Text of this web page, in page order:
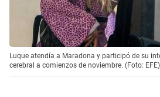
Luque atendía a Maradona y participó de su
cerebral a comienzos de noviembre. (Foto: EFE)